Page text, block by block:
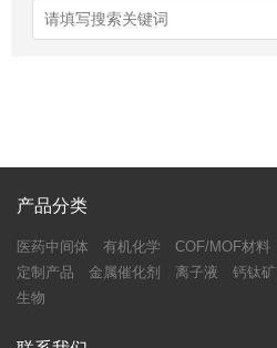
产品分类
医药中间体 有机化学 COF/MOF材料
定制产品
金属催化剂 离子液 钙钛矿
生物